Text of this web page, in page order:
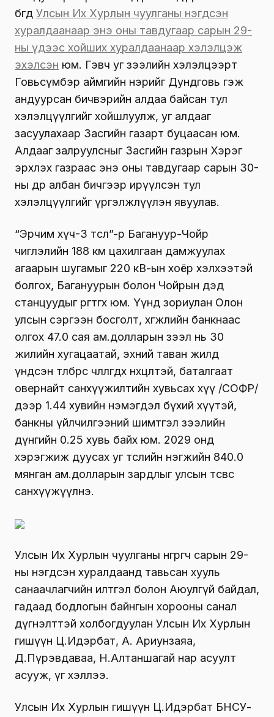
бөгөөд Улсын Их Хурлын чуулганы нэгдсэн
хуралдаанаар энэ оны тавдугаар сарын 29-
ны үдээс хойших хуралдаанаар хэлэлцэж
эхэлсэн юм. Гэвч уг зээлийн хэлэлцээрт
Говьсүмбэр аймгийн нэрийг Дундговь гэж
андуурсан бичвэрийн алдаа байсан тул
хэлэлцүүлгийг хойшлуулж, уг алдааг
засуулахаар Засгийн газарт буцаасан юм.
Алдааг залруулсныг Засгийн газрын Хэрэг
эрхлэх газраас энэ оны тавдугаар сарын 30-
ны өдөр албан бичгээр ирүүлсэн тул
хэлэлцүүлгийг үргэлжлүүлэн явуулав.
“Эрчим хүч-3 төсөл”-өөр Багануур-Чойр
чиглэлийн 188 км цахилгаан дамжуулах
агаарын шугамыг 220 кВ-ын хоёр хэлхээтэй
болгох, Багануурын болон Чойрын дэд
станцуудыг өргөтгөх юм. Үүнд зориулан Олон
улсын сэргээн босголт, хөгжлийн банкнаас
олгох 47.0 сая ам.долларын зээл нь 30
жилийн хугацаатай, эхний таван жилд
үндсэн төлбөрөөс чөлөөлөгдөх нөхцөлтэй, баталгаат
овернайт санхүүжилтийн хувьсах хүү /СОФР/
дээр 1.44 хувийн нэмэгдэл бүхий хүүтэй,
банкны үйлчилгээний шимтгэл зээлийн
дүнгийн 0.25 хувь байх юм. 2029 онд
хэрэгжиж дуусах уг төслийн нэгжийн 840.0
мянган ам.долларын зардлыг улсын төсвөөс
санхүүжүүлнэ.
Улсын Их Хурлын чуулганы өнгөрөгч сарын 29-
ны нэгдсэн хуралдаанд тавьсан хууль
санаачлагчийн илтгэл болон Аюулгүй байдал,
гадаад бодлогын байнгын хорооны санал
дүгнэлттэй холбогдуулан Улсын Их Хурлын
гишүүн Ц.Идэрбат, А. Ариунзаяа,
Д.Пүрэвдаваа, Н.Алтаншагай нар асуулт
асууж, үг хэллээ.
Улсын Их Хурлын гишүүн Ц.Идэрбат БНСУ-